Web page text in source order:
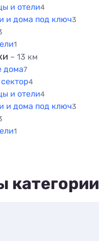
и отели4
и дома под ключ3
1
~ 13 км
дома7
4
и отели4
и дома под ключ3
1
категории